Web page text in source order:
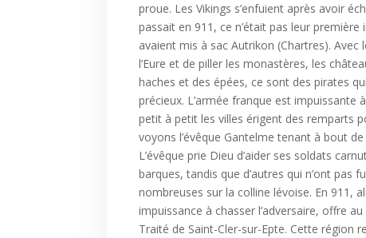
proue. Les Vikings s’enfuient après avoir
passait en 911, ce n’était pas leur
avaient mis à sac Autrikon (Chartres).
l’Eure et de piller les monastères, les
haches et des épées, ce sont des pirates
précieux. L’armée franque est
petit à petit les villes érigent des remparts
voyons l’évêque Gantelme tenant à bout
L’évêque prie Dieu d’aider ses soldats
barques, tandis que d’autres qui n’ont
nombreuses sur la colline lévoise. En 911,
impuissance à chasser l’adversaire, offre
Traité de Saint-Cler-sur-Epte. Cette région